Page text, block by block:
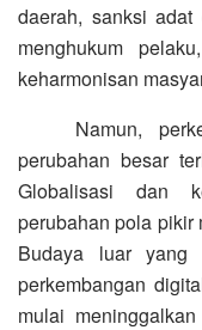
daerah, sanksi adat
menghukum
keharmonisan
Namun,
perubahan besar
Globalisasi dan
perubahan pola pikir
Budaya luar yang
perkembangan
mulai